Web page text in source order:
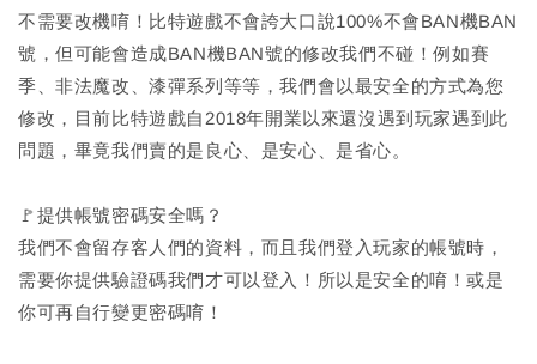
不需要改機唷！比特遊戲不會誇大口說100%不會BAN機BAN
號，但可能會造成BAN機BAN號的修改我們不碰！例如賽
季、非法魔改、漆彈系列等等，我們會以最安全的方式為您
修改，目前比特遊戲自2018年開業以來還沒遇到玩家遇到此
問題，畢竟我們賣的是良心、是安心、是省心。
🚩提供帳號密碼安全嗎？
我們不會留存客人們的資料，而且我們登入玩家的帳號時，
需要你提供驗證碼我們才可以登入！所以是安全的唷！或是
你可再自行變更密碼唷！